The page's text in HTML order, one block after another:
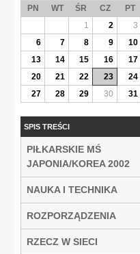
PN WT ŚR CZ PT
1
2 3
6
7 8 9 10
13
14 15 16 17
20
21 22 23 24
27
28 29 30 31
SPIS TREŚCI
PIŁKARSKIE MŚ
JAPONIA/KOREA 2002
NAUKA I TECHNIKA
ROZPORZĄDZENIA
RZECZ W SIECI